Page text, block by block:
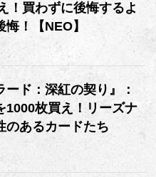
！買わずに後悔するよ
悔！【NEO】
ード：深紅の契り』：
1000枚買え！リーズナ
のあるカードたち